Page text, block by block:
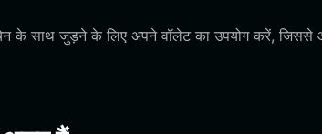
के साथ जुड़ने के लिए अपने वॉलेट का उपयोग करें, जिससे